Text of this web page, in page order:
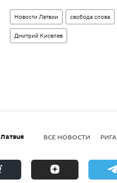
Новости Латвии свобода слова
Дмитрий Киселев
Латвия ВСЕ НОВОСТИ РИГА